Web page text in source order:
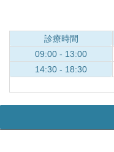
診療時間
09:00 - 13:00
14:30 - 18:30